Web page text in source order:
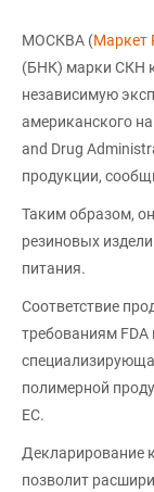
МОСКВА (Маркет
(БНК) марки СКН
независимую
американского
and Drug
продукции,
Таким образом,
резиновых
питания.
Соответствие
требованиям FDA
полимерной
ЕС.
Декларирование
позволит